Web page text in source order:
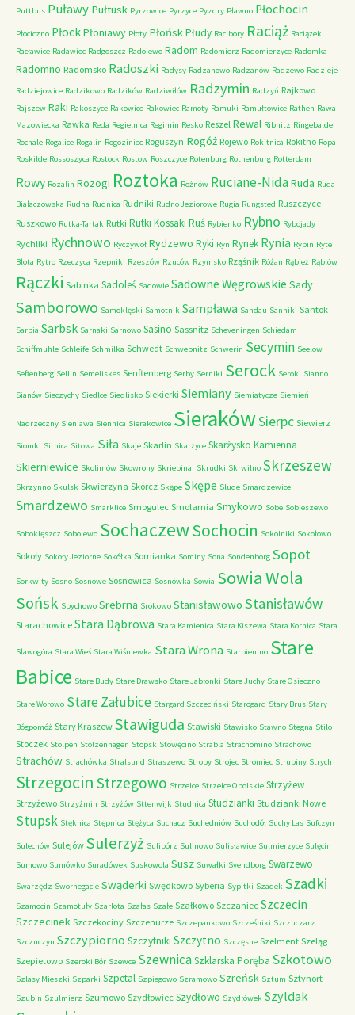
Puttbus Puławy Pułtusk Pyrzowice Pyrzyce Pyzdry Pławno Płochocin
Płociczno PłockPłoniawy Płoty PłońskPłudy Racibory Raciąż Raciążek
Racławice Radawiec Radgoszcz Radojewo Radom Radomierz Radomierzyce Radomka
Radomno Radomsko Radoszki Radysy Radzanowo Radzanów Radzewo Radzieje
Radziejowice Radzikowo Radzików Radziwiłów Radzymin Radzyń Rajkowo
Rajszew Raki Rakoszyce Rakowice Rakowiec Ramoty Ramuki Ramułtowice Rathen Rawa
Mazowiecka Rawka Reda Regielnica Regimin Resko Reszel Rewal Ribnitz Ringebalde
Rochale Rogalice Rogalin Rogoziniec Roguszyn Rogóż Rojewo Rokitnica Rokitno Ropa
Roskilde Rossoszyca Rostock Rostow Roszczyce Rotenburg Rothenburg Rotterdam
Rowy Rozalin Rozogi Roztoka Rożnów Ruciane-NidaRuda Ruda
Białaczowska Rudna Rudnica Rudniki Rudno Jeziorowe Rugia Rungsted Ruszczyce
Ruszkowo Rutka-Tartak Rutki Rutki Kossaki Ruś Rybienko Rybno Rybojady
Rychliki Rychnowo Ryczywół Rydzewo Ryki Ryn Rynek Rynia Rypin Ryte
Błota Rytro Rzeczyca Rzepniki Rzeszów Rzuców Rzymsko Rząśnik Różan Rąbież Rąblów
Rączki Sabinka Sadoleś Sadowie Sadowne Węgrowskie Sady
Samborowo Samoklęski Samotnik Sampława Sandau Sanniki Santok
Sarbia Sarbsk Sarnaki Sarnowo Sasino Sassnitz Scheveningen Schiedam
Schiffmuhle Schleife Schmilka Schwedt Schwepnitz Schwerin Secymin Seelow
Seftenberg Sellin Semeliskes Senftenberg Serby Serniki Serock Seroki Sianno
Sianów Sieczychy Siedlce Siedlisko Siekierki Siemiany Siemiatycze Siemień
Nadrzeczny Sieniawa Siennica Sierakowice SierakówSierpc Siewierz
Siomki Sitnica Sitowa Siła Skaje Skarlin Skarżyce Skarżysko Kamienna
Skierniewice Skolimów Skowrony Skriebinai Skrudki Skrwilno Skrzeszew
Skrzynno Skulsk Skwierzyna Skórcz Skąpe Skępe Slude Smardzewice
Smardzewo Smarklice Smogulec Smolarnia Smykowo Sobe Sobieszewo
Soboklęszcz Sobolewo SochaczewSochocin Sokolniki Sokołowo
Sokoły Sokoły Jeziorne Sokółka Somianka Sominy Sona Sondenborg Sopot
Sorkwity Sosno Sosnowe Sosnowica Sosnówka Sowia Sowia Wola
Sońsk Spychowo Srebrna Srokowo Stanisławowo Stanisławów
Starachowice Stara Dąbrowa Stara Kamienica Stara Kiszewa Stara Kornica Stara
Sławogóra Stara Wieś Stara Wiśniewka Stara Wrona Starbienino Stare
Babice Stare Budy Stare Drawsko Stare Jabłonki Stare Juchy Stare Osieczno
Stare Worowo Stare Załubice Stargard Szczeciński Starogard Stary Brus Stary
Bógpomóż Stary Kraszew Stawiguda Stawiski Stawisko Stawno Stegna Stilo
Stoczek Stolpen Stolzenhagen Stopsk Stowęcino Strabla Strachomino Strachowo
Strachów Strachówka Stralsund Straszewo Stroby Strojec Stromiec Strubiny Strych
Strzegocin Strzegowo Strzelce Strzelce Opolskie Strzyżew
Strzyżewo Strzyżmin Strzyżów Sttenwijk Studnica Studzianki Studzianki Nowe
Stupsk Stęknica Stępnica Stężyca Suchacz Suchedniów Suchodół Suchy Las Sufczyn
Sulechów Sulejów Sulerzyż Sulibórz Sulinowo Sulisławice Sulmierzyce Sulęcin
Sumowo Sumówko Suradówek Suskowola Susz Suwałki Svendborg Swarzewo
Swarzędz Swornegacie Swąderki Swędkowo Syberia Sypitki Szadek Szadki
Szamocin Szamotuły Szarlota Szałas Szałe Szałkowo Szczaniec Szczecin
Szczecinek Szczekociny Szczenurze Szczepankowo Szcześniki Szczuczarz
Szczuczyn Szczypiorno Szczytniki Szczytno Szczęsne Szelment Szeląg
Szepietowo Szeroki Bór Szewce SzewnicaSzklarska Poręba Szkotowo
Szlasy Mieszki Szparki Szpetal Szpiegowo Szramowo Szreńsk Sztum Sztynort
Szubin Szulmierz Szumowo Szydłowiec Szydłowo Szydłówek Szyldak